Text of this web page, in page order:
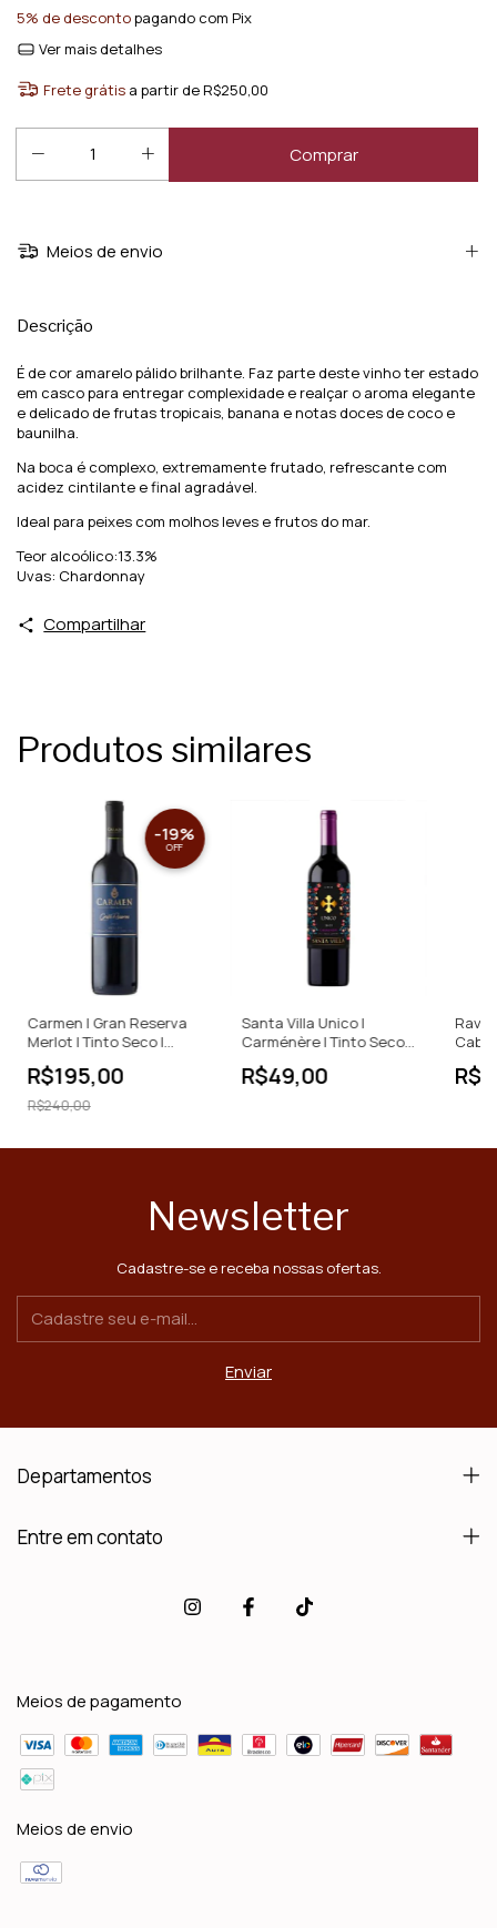
5% de descontopagando com Pix
Ver mais detalhes
Frete grátis a partir deR$250,00
Meios de envio
Descrição
É de cor amarelo pálido brilhante. Faz parte deste vinho ter estado
em casco para entregar complexidade e realçar o aroma elegante
e delicado de frutas tropicais, banana e notas doces de coco e
baunilha.
Na boca é complexo, extremamente frutado, refrescante com
acidez cintilante e final agradável.
Ideal para peixes com molhos leves e frutos do mar.
Teor alcoólico:13.3%
Uvas: Chardonnay
Compartilhar
Produtos similares
Carmen | Gran Reserva
Merlot | Tinto Seco |
Chile | 750ml
R$195,00
-19%
OFF
R$240,00
Santa Villa Unico |
Carménère | Tinto Seco |
750ml
R$49,00
Newsletter
Cadastre-se e receba nossas ofertas.
Departamentos
Entre em contato
Meios de pagamento
Meios de envio